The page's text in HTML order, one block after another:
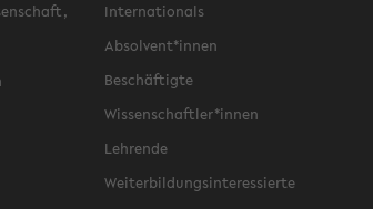
Internationals
Absolvent*innen
Beschäftigte
Wissenschaftler*innen
Lehrende
Weiterbildungsinteressierte